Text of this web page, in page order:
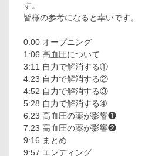
す。
皆様の参考になると幸いです。
0:00 オープニング
1:06 高血圧について
3:11 自力で解消する①
4:23 自力で解消する②
4:52 自力で解消する③
5:28 自力で解消する➃
6:23 高血圧の薬が影響❶
7:23 高血圧の薬が影響❷
9:16 まとめ
9:57 エンディング